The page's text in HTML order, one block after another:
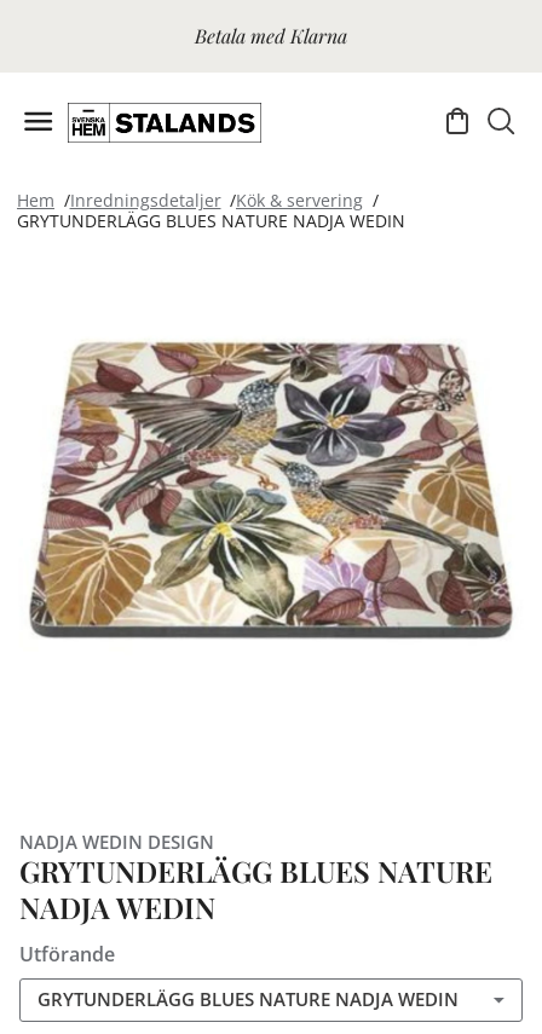
Betala med Klarna
Hem Inredningsdetaljer
Kök & servering
GRYTUNDERLÄGG BLUES NATURE NADJA WEDIN
NADJA WEDIN DESIGN
GRYTUNDERLÄGG BLUES NATURE
NADJA WEDIN
Utförande
GRYTUNDERLÄGG BLUES NATURE NADJA WEDIN